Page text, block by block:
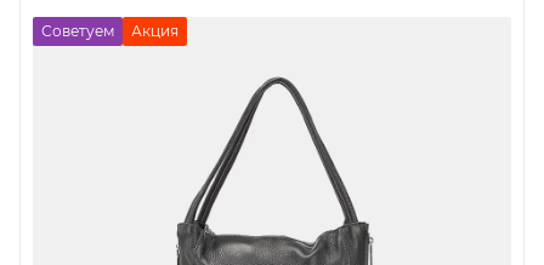
Советуем Акция